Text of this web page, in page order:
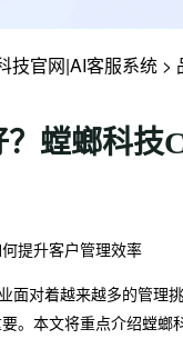
技官网|AI客服系统 >
螳螂科技
提升客户管理效率
面对着越来越多的管
。本文将重点介绍螳